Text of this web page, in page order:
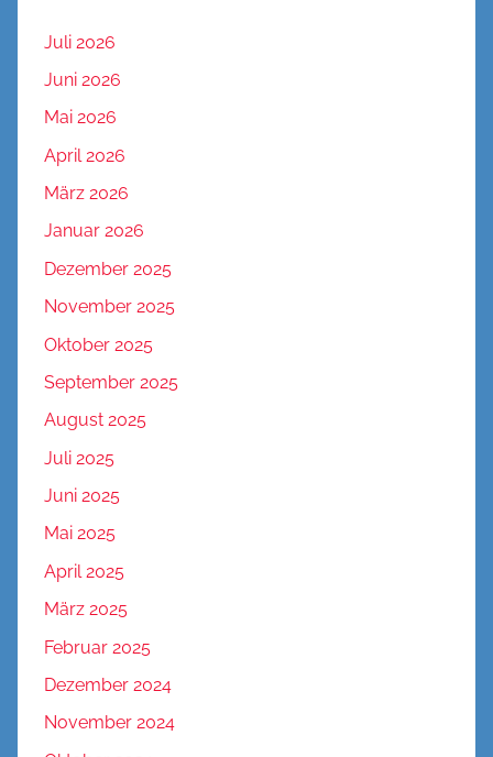
Juli 2026
Juni 2026
Mai 2026
April 2026
März 2026
Januar 2026
Dezember 2025
November 2025
Oktober 2025
September 2025
August 2025
Juli 2025
Juni 2025
Mai 2025
April 2025
März 2025
Februar 2025
Dezember 2024
November 2024